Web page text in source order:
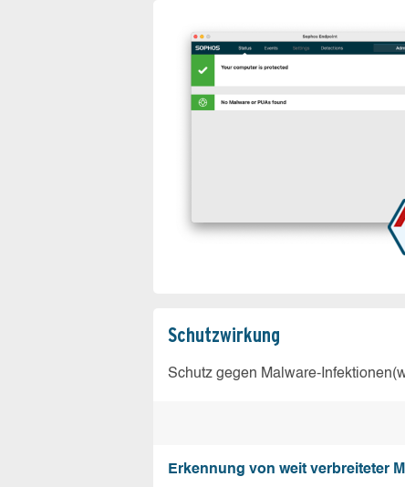
Schutz­wirkung
Schutz gegen Malware-
Erkennung von weit verbreiteter